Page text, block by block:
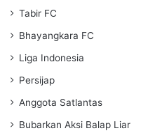
Tabir FC
Bhayangkara FC
Liga Indonesia
Persijap
Anggota Satlantas
Bubarkan Aksi Balap Liar